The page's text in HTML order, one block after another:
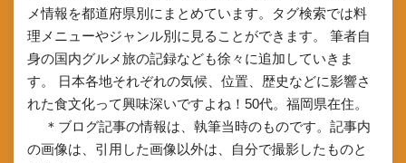
メ情報を都道府県別にまとめています。タグ検索では料
理メニューやジャンル別に見ることができます。 筆者自
身の国内グルメ旅の記録なども徐々に追加していきま
す。 日本各地それぞれの気候、位置、歴史などに影響さ
れた食文化って興味深いですよね！50代。福岡県在住。
＊ブログ記事の情報は、執筆当時のものです。記事内
の画像は、引用した画像以外は、自分で撮影したものと